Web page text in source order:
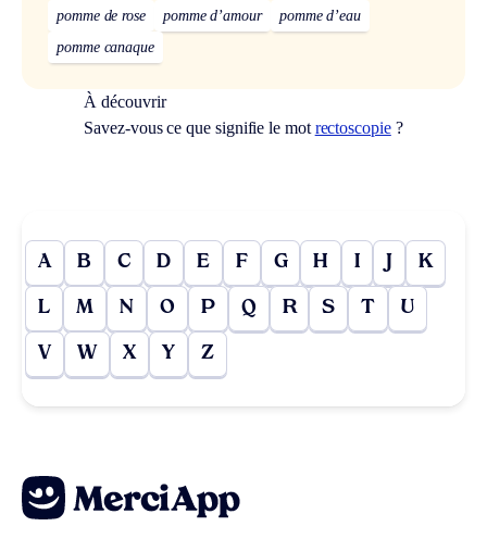
pomme de rose pomme d’amour
pomme d’eau
pomme canaque
À découvrir
Savez-vous ce que signifie le mot rectoscopie?
A B C D E F G H I J K
L M N O P Q R S T U
V W X Y Z